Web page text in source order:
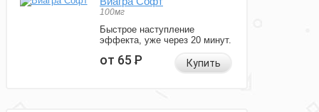
100мг
Быстрое наступление
эффекта, уже через 20 минут.
от 65Р Купить